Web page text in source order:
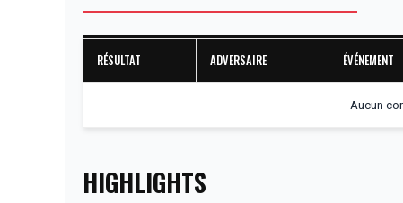
RÉSULTAT ADVERSAIRE ÉVÉNEMENT
Aucun
HIGHLIGHTS